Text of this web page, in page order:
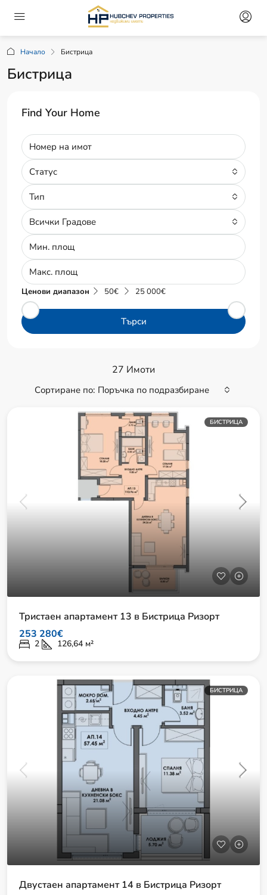
Начало Бистрица
Бистрица
27 Имоти
Сортиране по: Поръчка по подразбиране
БИСТРИЦА
Двустаен апартамент 14 в Бистрица Ризорт
БИСТРИЦА
Тристаен апартамент 13 в Бистрица Ризорт
253 280€
2 126,64 м²
Find Your Home
Статус
Тип
Всички Градове
Ценови диапазон 50€ 25 000€
Търси